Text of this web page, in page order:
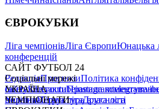
ЄВРОКУБКИ
Ліга чемпіонівЛіга ЄвропиЮнацька
конференцій
САЙТ ФУТБОЛ 24
РедакціяПрогнозиПолітика
сайтуКонтактиПравила
політикаСтруктура власності
Соціальні мережі
facebookxyoutubeinstagramtelegram
УКРАЇНА
УкраїнаПерша лігаДруга ліга
ЧЕМПІОНАТИ